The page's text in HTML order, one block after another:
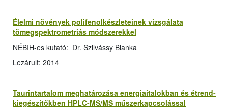
Élelmi növények polifenolkészleteinek vizsgálata
tömegspektrometriás módszerekkel
NÉBIH-es kutató: Dr. Szilvássy Blanka
Lezárult: 2014
Taurintartalom meghatározása energiaitalokban és étrend-
kiegészítőkben HPLC-MS/MS műszerkapcsolással